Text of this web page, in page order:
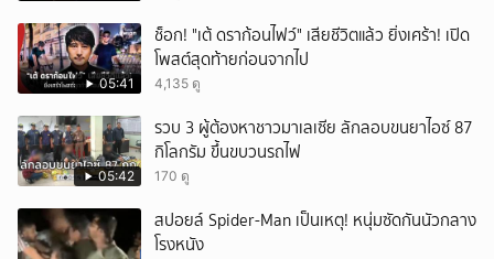
05:41
ช็อก! "เต้ ดราก้อนไฟว์" เสียชีวิตแล้ว ยิ่งเศร้า! เปิด
โพสต์สุดท้ายก่อนจากไป
4,135 ดู
05:42
รวบ 3 ผู้ต้องหาชาวมาเลเซีย ลักลอบขนยาไอซ์ 87
กิโลกรัม ขึ้นขบวนรถไฟ
170 ดู
สปอยล์ Spider-Man เป็นเหตุ! หนุ่มซัดกันนัวกลาง
โรงหนัง